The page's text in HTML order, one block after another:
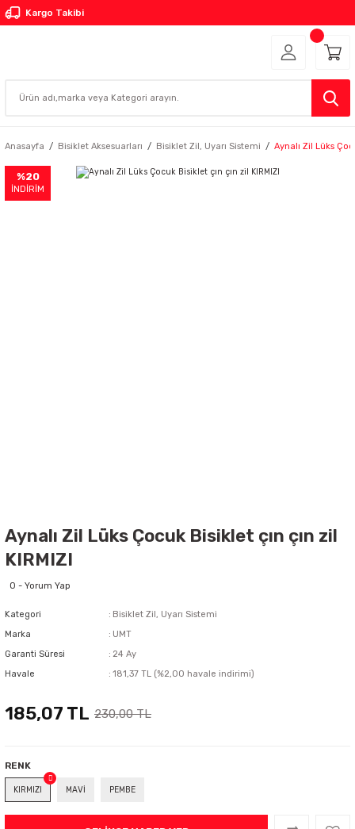
Kargo Takibi
Anasayfa Bisiklet Aksesuarları Bisiklet Zil, Uyarı Sistemi Aynalı Zil Lüks
%20
İNDİRİM
Aynalı Zil Lüks Çocuk Bisiklet çın çın zil
KIRMIZI
0 - Yorum Yap
Kategori
Bisiklet Zil, Uyarı Sistemi
Marka
UMT
Garanti Süresi
24 Ay
Havale
181,37 TL (%2,00 havale indirimi)
185,07 TL 230,00 TL
RENK
KIRMIZI MAVİ PEMBE